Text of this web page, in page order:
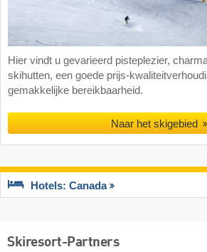
Hier vindt u gevarieerd pisteplezier,
skihutten, een goede prijs-
gemakkelijke bereikbaarheid.
Naar het skigebied
Hotels: Canada
Skiresort-Partners